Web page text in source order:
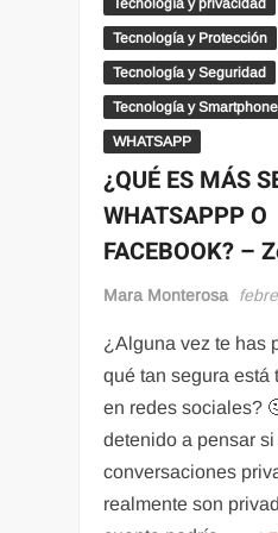
Tecnología y privacidad
Tecnología y Protección
Tecnología y Seguridad
Tecnología y
WHATSAPP
¿QUÉ ES MÁS
WHATSAPPP O
FACEBOOK? –
Mara Monterosa
¿Alguna vez te has
qué tan segura está
en redes sociales?
detenido a pensar si
conversaciones
realmente son